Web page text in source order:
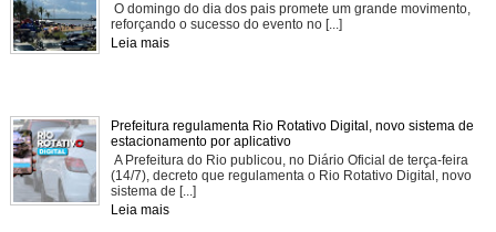
O domingo do dia dos pais promete um grande movimento,
reforçando o sucesso do evento no [...]
Leia mais
Prefeitura regulamenta Rio Rotativo Digital, novo sistema de
estacionamento por aplicativo
A Prefeitura do Rio publicou, no Diário Oficial de terça-feira
(14/7), decreto que regulamenta o Rio Rotativo Digital, novo
sistema de [...]
Leia mais